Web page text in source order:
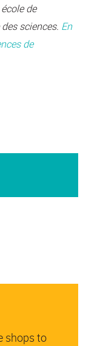
de
sciences. En
de
shops to